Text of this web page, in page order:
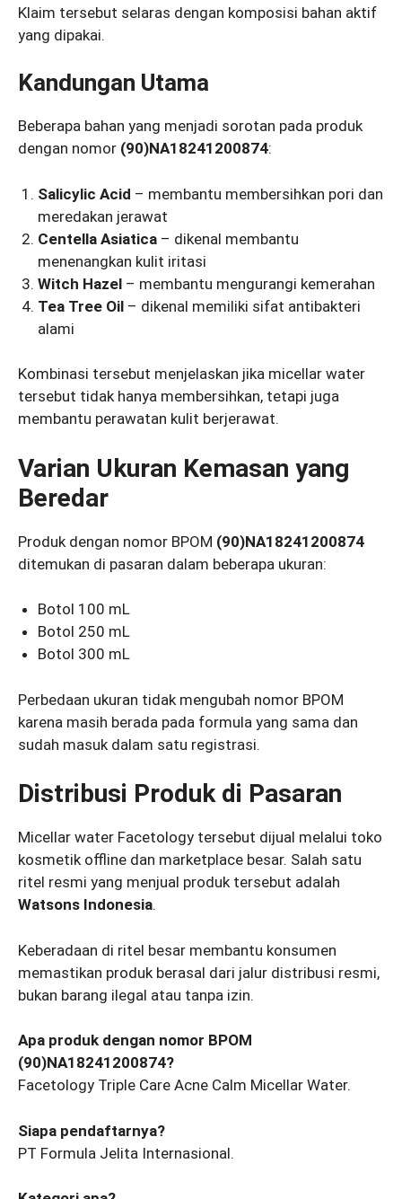
Klaim tersebut selaras dengan komposisi bahan aktif
yang dipakai.
Kandungan Utama
Beberapa bahan yang menjadi sorotan pada produk
dengan nomor (90)NA18241200874:
Salicylic Acid – membantu membersihkan pori dan
meredakan jerawat
Centella Asiatica – dikenal membantu
menenangkan kulit iritasi
Witch Hazel – membantu mengurangi kemerahan
Tea Tree Oil – dikenal memiliki sifat antibakteri
alami
Kombinasi tersebut menjelaskan jika micellar water
tersebut tidak hanya membersihkan, tetapi juga
membantu perawatan kulit berjerawat.
Varian Ukuran Kemasan yang
Beredar
Produk dengan nomor BPOM (90)NA18241200874
ditemukan di pasaran dalam beberapa ukuran:
Botol 100 mL
Botol 250 mL
Botol 300 mL
Perbedaan ukuran tidak mengubah nomor BPOM
karena masih berada pada formula yang sama dan
sudah masuk dalam satu registrasi.
Distribusi Produk di Pasaran
Micellar water Facetology tersebut dijual melalui toko
kosmetik offline dan marketplace besar. Salah satu
ritel resmi yang menjual produk tersebut adalah
Watsons Indonesia.
Keberadaan di ritel besar membantu konsumen
memastikan produk berasal dari jalur distribusi resmi,
bukan barang ilegal atau tanpa izin.
Apa produk dengan nomor BPOM
(90)NA18241200874?
Facetology Triple Care Acne Calm Micellar Water.
Siapa pendaftarnya?
PT Formula Jelita Internasional.